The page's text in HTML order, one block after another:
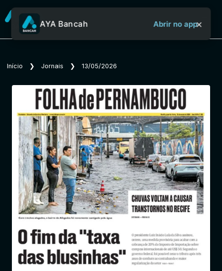
Sobre o Aya Bancah
Início
Revistas
Jornais
Notícias
Entrar
AYA Bancah Abrir no app×
Início ❯ Jornais ❯ 13/05/2026